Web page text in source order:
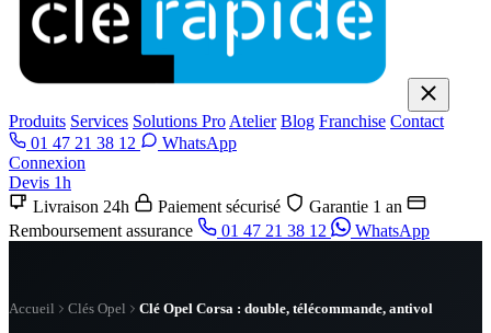
Produits Services Solutions Pro Atelier Blog Franchise Contact
01 47 21 38 12
WhatsApp
Connexion
Devis 1h
Livraison 24h
Paiement sécurisé
Garantie 1 an
Remboursement assurance
01 47 21 38 12 WhatsApp
Accueil Clés Opel Clé Opel Corsa : double, télécommande, antivol